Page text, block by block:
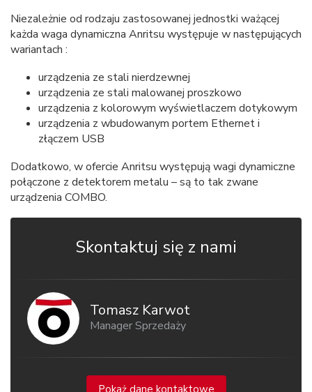
Niezależnie od rodzaju zastosowanej jednostki ważącej
każda waga dynamiczna Anritsu występuje w następujących
wariantach :
urządzenia ze stali nierdzewnej
urządzenia ze stali malowanej proszkowo
urządzenia z kolorowym wyświetlaczem dotykowym
urządzenia z wbudowanym portem Ethernet i
złączem USB
Dodatkowo, w ofercie Anritsu występują wagi dynamiczne
połączone z detektorem metalu – są to tak zwane
urządzenia COMBO.
Skontaktuj się z nami
Tomasz Karwot
Manager Sprzedaży